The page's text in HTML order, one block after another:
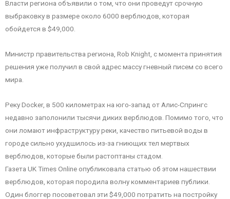
Власти региона объявили о том, что они проведут срочную
выбраковку в размере около 6000 верблюдов, которая
обойдется в $49,000.
Министр правительства региона, Rob Knight, с момента принятия
решения уже получил в свой адрес массу гневный писем со всего
мира.
Реку Docker, в 500 километрах на юго-запад от Алис-Спрингс
недавно заполонили тысячи диких верблюдов. Помимо того, что
они ломают инфраструктуру реки, качество питьевой воды в
городе сильно ухудшилось из-за гниющих тел мертвых
верблюдов, которые были растоптаны стадом.
Газета UK Times Online опубликовала статью об этом нашествии
верблюдов, которая породила волну комментариев публики.
Один блоггер посоветовал эти $49,000 потратить на постройку